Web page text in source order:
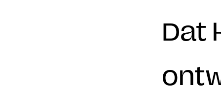
Dat